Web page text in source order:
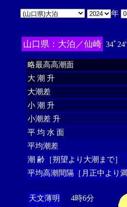
年
山口県：大泊／仙崎 34ﾟ
略最高高潮面
大 潮 升
大潮差
小 潮 升
小潮差 升
平 均 水 面
平均潮差
潮 齢［朔望より大潮まで］
平均高潮間隔［月正中より満
天文薄明
4時6分